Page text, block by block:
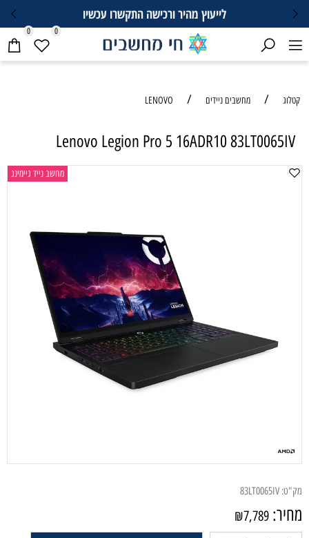
לייעוץ מהיר ורכישה התקשרו עכשיו
0 0
קטלוג / מחשבים ניידים /
LENOVO
Lenovo Legion Pro 5 16ADR10 83LT0065IV
מחשב נייד גיימינג
מק"ט: 83LT0065IV
מחיר: ₪7,789